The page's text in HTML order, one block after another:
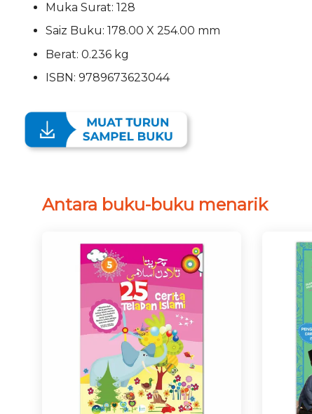
Muka Surat: 128
Saiz Buku: 178.00 X 254.00 mm
Berat: 0.236 kg
ISBN: 9789673623044
Antara buku-buku menarik